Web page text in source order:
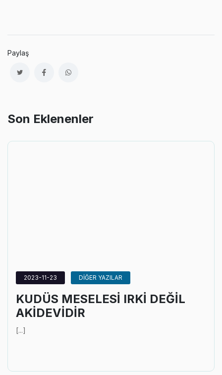
Paylaş
Son Eklenenler
2023-11-23 DİĞER YAZILAR
KUDÜS MESELESİ IRKİ DEĞİL
AKİDEVİDİR
[...]